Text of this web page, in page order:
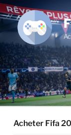
Aller
au
contenu
principal
Acheter Fifa 20